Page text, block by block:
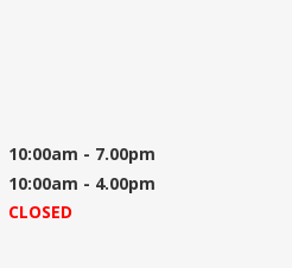
10:00am - 7.00pm
10:00am - 4.00pm
CLOSED